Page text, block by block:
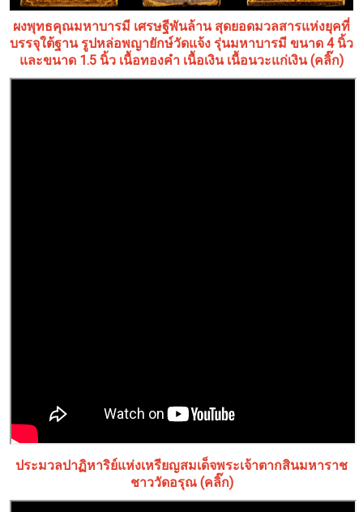
ผงพุทธคุณมหาบารมี เศรษฐีพันล้าน สุดยอดมวลสารแห่งยุคที่
บรรจุใต้ฐาน รูปหล่อพญายักษ์วัดแจ้ง รุ่นมหาบารมี ขนาด 4 นิ้ว
และขนาด 1.5 นิ้ว เนื้อทองคำ เนื้อเงิน เนื้อนวะแก่เงิน (คลิ๊ก)
ประมวลปาฏิหาริย์แห่งเหรียญสมเด็จพระเจ้าตากสินมหาราช
ชาววัดอรุณ (คลิ๊ก)